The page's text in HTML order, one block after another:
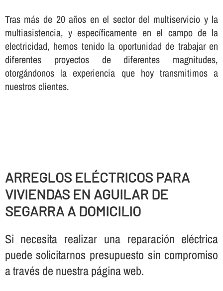
Tras más de 20 años en el sector del multiservicio y la
multiasistencia, y especí­ficamente en el campo de la
electricidad, hemos tenido la oportunidad de trabajar en
diferentes proyectos de diferentes magnitudes,
otorgándonos la experiencia que hoy transmitimos a
nuestros clientes.
ARREGLOS ELÉCTRICOS PARA
VIVIENDAS EN AGUILAR DE
SEGARRA A DOMICILIO
Si necesita realizar una reparación eléctrica
puede solicitarnos presupuesto sin compromiso
a través de nuestra página web.